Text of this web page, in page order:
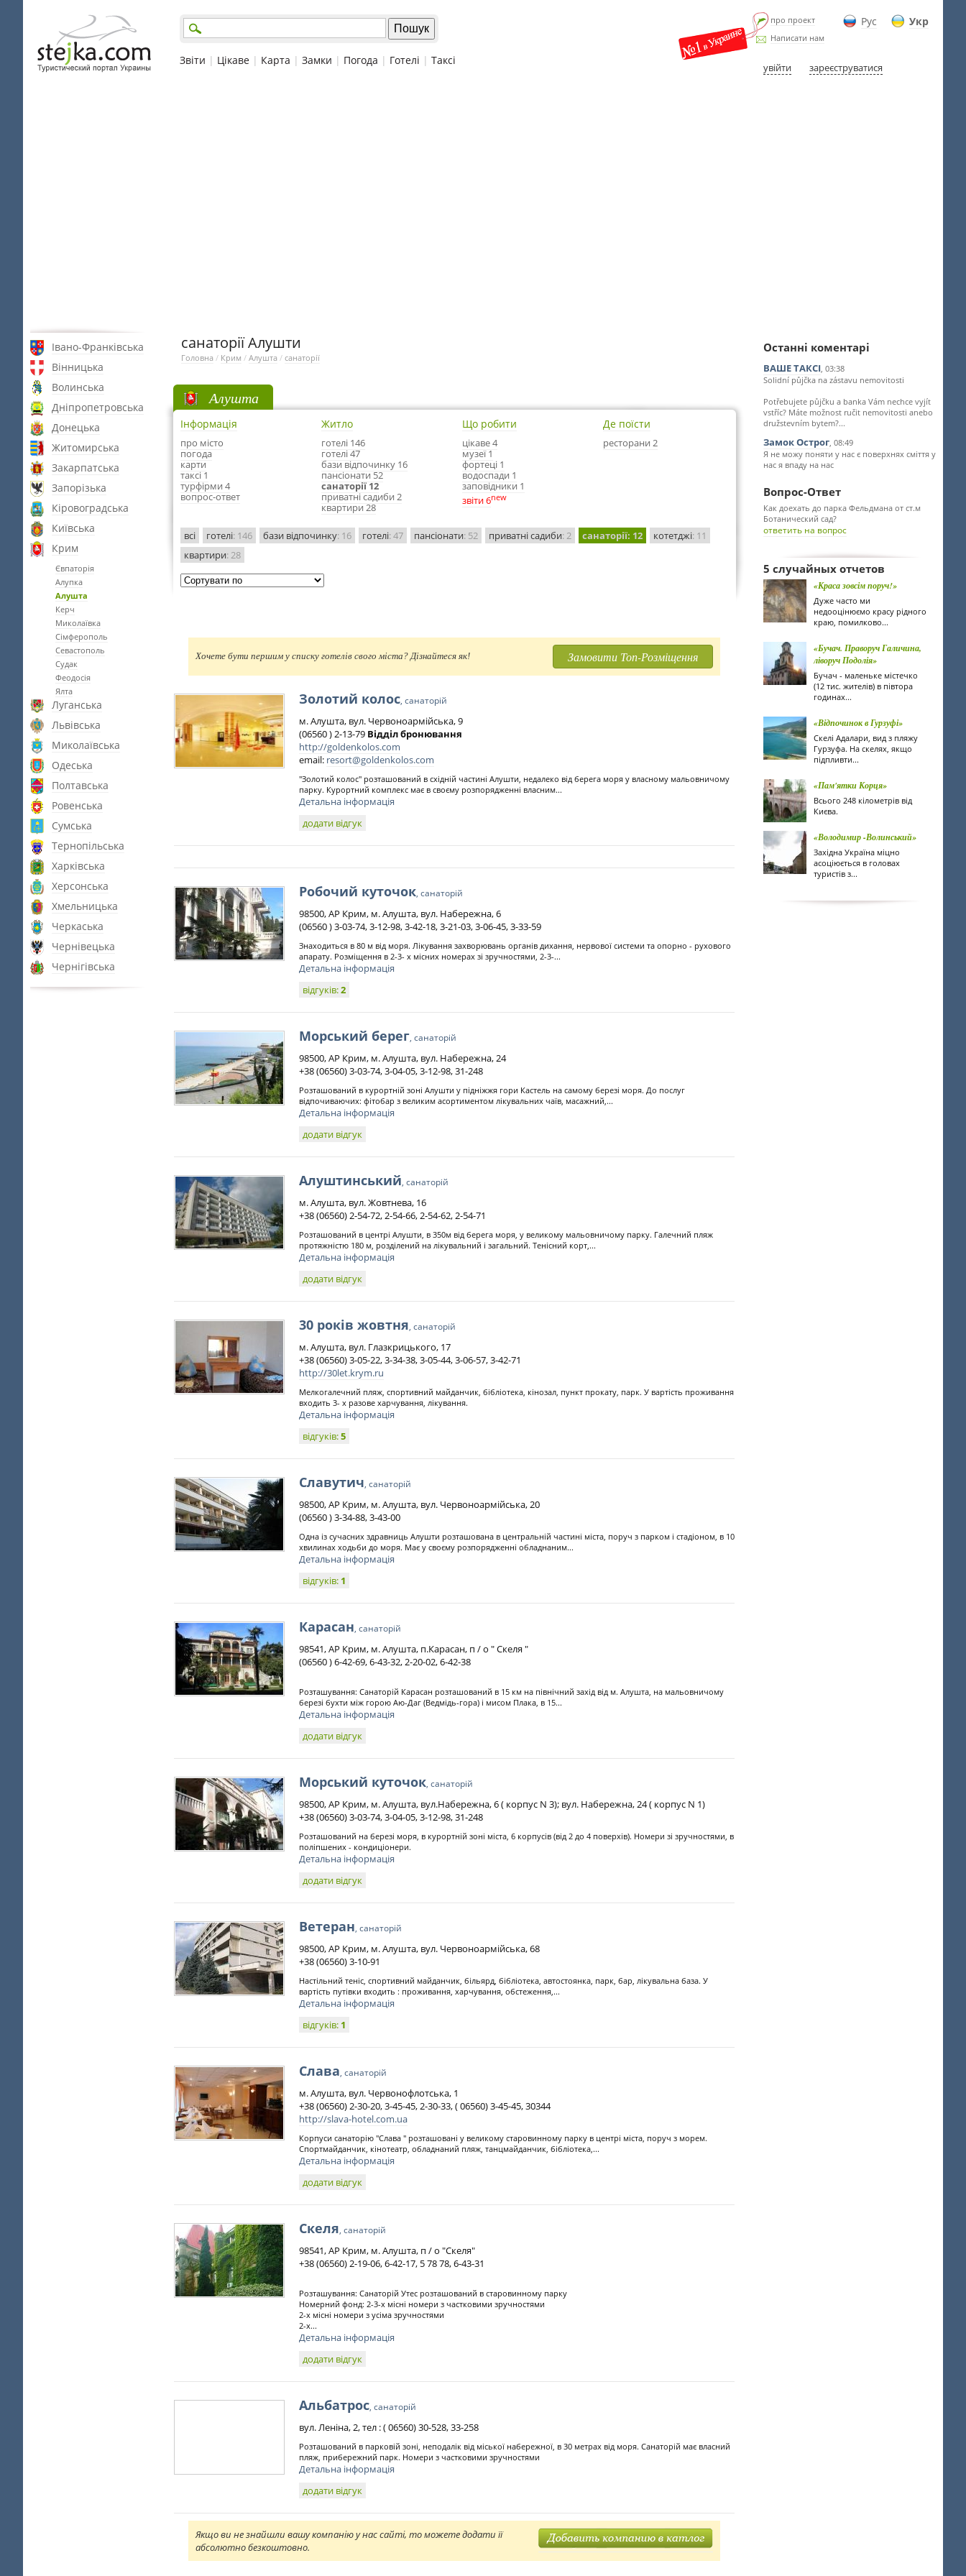
Рус Укр
про проект
Написати нам
увійти зареєструватися
Звіти | Цікаве | Карта | Замки | Погода | Готелі | Таксі
Івано-Франківська
Вінницька
Волинська
Дніпропетровська
Донецька
Житомирська
Закарпатська
Запорізька
Кіровоградська
Київська
Крим
Євпаторія
Алупка
Алушта
Керч
Миколаївка
Сімферополь
Севастополь
Судак
Феодосія
Ялта
Луганська
Львівська
Миколаївська
Одеська
Полтавська
Ровенська
Сумська
Тернопільська
Харківська
Херсонська
Хмельницька
Черкаська
Чернівецька
Чернігівська
санаторії Алушти
Головна / Крим / Алушта / санаторії
Алушта
Інформація
про місто
погода
карти
таксі 1
турфірми 4
вопрос-ответ
Житло
готелі 146
готелі 47
бази відпочинку 16
пансіонати 52
санаторії 12
приватні садиби 2
квартири 28
Що робити
цікаве 4
музеї 1
фортеці 1
водоспади 1
заповідники 1
звіти 6new
Де поїсти
ресторани 2
всі готелі: 146 бази відпочинку: 16 готелі: 47 пансіонати: 52 приватні садиби: 2 санаторії: 12 котетджі: 11
квартири: 28
Хочете бути першим у списку готелів свого міста? Дізнайтеся як! Замовити Топ-Розміщення
Золотий колос, санаторій
м. Алушта, вул. Червоноармійська, 9
(06560 ) 2-13-79 Відділ бронювання
http://goldenkolos.com
email: resort@goldenkolos.com
"Золотий колос" розташований в східній частині Алушти, недалеко від берега моря у власному мальовничому
парку. Курортний комплекс має в своєму розпорядженні власним...
Детальна інформація
додати відгук
Робочий куточок, санаторій
98500, АР Крим, м. Алушта, вул. Набережна, 6
(06560 ) 3-03-74, 3-12-98, 3-42-18, 3-21-03, 3-06-45, 3-33-59
Знаходиться в 80 м від моря. Лікування захворювань органів дихання, нервової системи та опорно - рухового
апарату. Розміщення в 2-3- х місних номерах зі зручностями, 2-3-...
Детальна інформація
відгуків:2
Морський берег, санаторій
98500, АР Крим, м. Алушта, вул. Набережна, 24
+38 (06560) 3-03-74, 3-04-05, 3-12-98, 31-248
Розташований в курортній зоні Алушти у підніжжя гори Кастель на самому березі моря. До послуг
відпочиваючих: фітобар з великим асортиментом лікувальних чаїв, масажний,...
Детальна інформація
додати відгук
Алуштинський, санаторій
м. Алушта, вул. Жовтнева, 16
+38 (06560) 2-54-72, 2-54-66, 2-54-62, 2-54-71
Розташований в центрі Алушти, в 350м від берега моря, у великому мальовничому парку. Галечний пляж
протяжністю 180 м, розділений на лікувальний і загальний. Тенісний корт,...
Детальна інформація
додати відгук
30 років жовтня, санаторій
м. Алушта, вул. Глазкрицького, 17
+38 (06560) 3-05-22, 3-34-38, 3-05-44, 3-06-57, 3-42-71
http://30let.krym.ru
Мелкогалечний пляж, спортивний майданчик, бібліотека, кінозал, пункт прокату, парк. У вартість проживання
входить 3- х разове харчування, лікування.
Детальна інформація
відгуків:5
Славутич, санаторій
98500, АР Крим, м. Алушта, вул. Червоноармійська, 20
(06560 ) 3-34-88, 3-43-00
Одна із сучасних здравниць Алушти розташована в центральній частині міста, поруч з парком і стадіоном, в 10
хвилинах ходьби до моря. Має у своєму розпорядженні обладнаним...
Детальна інформація
відгуків: 1
Карасан, санаторій
98541, АР Крим, м. Алушта, п.Карасан, п / о " Скеля "
(06560 ) 6-42-69, 6-43-32, 2-20-02, 6-42-38
Розташування: Санаторій Карасан розташований в 15 км на північний захід від м. Алушта, на мальовничому
березі бухти між горою Аю-Даг (Ведмідь-гора) і мисом Плака, в 15...
Детальна інформація
додати відгук
Морський куточок, санаторій
98500, АР Крим, м. Алушта, вул.Набережна, 6 ( корпус N 3); вул. Набережна, 24 ( корпус N 1)
+38 (06560) 3-03-74, 3-04-05, 3-12-98, 31-248
Розташований на березі моря, в курортній зоні міста, 6 корпусів (від 2 до 4 поверхів). Номери зі зручностями, в
поліпшених - кондиціонери.
Детальна інформація
додати відгук
Ветеран, санаторій
98500, АР Крим, м. Алушта, вул. Червоноармійська, 68
+38 (06560) 3-10-91
Настільний теніс, спортивний майданчик, більярд, бібліотека, автостоянка, парк, бар, лікувальна база. У
вартість путівки входить : проживання, харчування, обстеження,...
Детальна інформація
відгуків: 1
Слава, санаторій
м. Алушта, вул. Червонофлотська, 1
+38 (06560) 2-30-20, 3-45-45, 2-30-33, ( 06560) 3-45-45, 30344
http://slava-hotel.com.ua
Корпуси санаторію "Слава " розташовані у великому старовинному парку в центрі міста, поруч з морем.
Спортмайданчик, кінотеатр, обладнаний пляж, танцмайданчик, бібліотека,...
Детальна інформація
додати відгук
Скеля, санаторій
98541, АР Крим, м. Алушта, п / о "Скеля"
+38 (06560) 2-19-06, 6-42-17, 5 78 78, 6-43-31
Розташування: Санаторій Утес розташований в старовинному парку
Номерний фонд: 2-3-х місні номери з частковими зручностями
2-х місні номери з усіма зручностями
2-х...
Детальна інформація
додати відгук
Альбатрос, санаторій
вул. Леніна, 2, тел : ( 06560) 30-528, 33-258
Розташований в парковій зоні, неподалік від міської набережної, в 30 метрах від моря. Санаторій має власний
пляж, прибережний парк. Номери з частковими зручностями
Детальна інформація
додати відгук
Якщо ви не знайшли вашу компанію у нас сайті, то можете додати її
абсолютно безкоштовно.
Останні коментарі
ВАШЕ ТАКСІ, 03:38
Solidní půjčka na zástavu nemovitosti
Potřebujete půjčku a banka Vám nechce vyjít
vstříc? Máte možnost ručit nemovitosti anebo
družstevním bytem?...
Замок Острог, 08:49
Я не можу поняти у нас є поверхнях сміття у
нас я впаду на нас
Вопрос-Ответ
Как доехать до парка Фельдмана от ст.м
Ботанический сад?
ответить на вопрос
5 случайных отчетов
«Краса зовсім поруч!»
Дуже часто ми
недооцінюємо красу рідного
краю, помилково...
«Бучач. Праворуч Галичина,
ліворуч Подолія»
Бучач - маленьке містечко
(12 тис. жителів) в півтора
годинах...
«Відпочинок в Гурзуфі»
Скелі Адалари, вид з пляжу
Гурзуфа. На скелях, якщо
підпливти...
«Пам'ятки Корця»
Всього 248 кілометрів від
Києва.
«Володимир -Волинський»
Західна Україна міцно
асоціюється в головах
туристів з...